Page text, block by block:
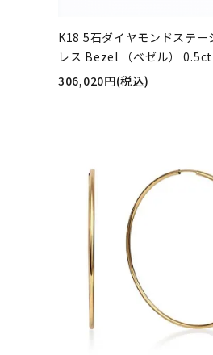
K18 5石ダイヤモンドステー
レス Bezel （ベゼル） 0.5ct
306,020円(税込)